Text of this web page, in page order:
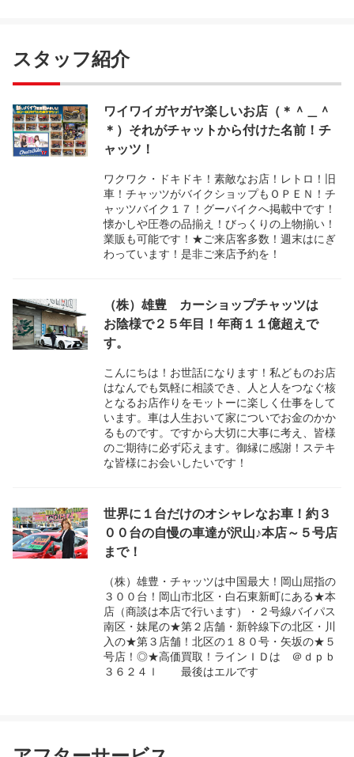
スタッフ紹介
ワイワイガヤガヤ楽しいお店（＊＾＿＾
＊）それがチャットから付けた名前！チ
ャッツ！
ワクワク・ドキドキ！素敵なお店！レトロ！旧
車！チャッツがバイクショップもＯＰＥＮ！チ
ャッツバイク１７！グーバイクへ掲載中です！
懐かしや圧巻の品揃え！びっくりの上物揃い！
業販も可能です！★ご来店客多数！週末はにぎ
わっています！是非ご来店予約を！
（株）雄豊 カーショップチャッツは
お陰様で２５年目！年商１１億超えで
す。
こんにちは！お世話になります！私どものお店
はなんでも気軽に相談でき、人と人をつなぐ核
となるお店作りをモットーに楽しく仕事をして
います。車は人生おいて家についでお金のかか
るものです。ですから大切に大事に考え、皆様
のご期待に必ず応えます。御縁に感謝！ステキ
な皆様にお会いしたいです！
世界に１台だけのオシャレなお車！約３
００台の自慢の車達が沢山♪本店～５号店
まで！
（株）雄豊・チャッツは中国最大！岡山屈指の
３００台！岡山市北区・白石東新町にある★本
店（商談は本店で行います）・２号線バイパス
南区・妹尾の★第２店舗・新幹線下の北区・川
入の★第３店舗！北区の１８０号・矢坂の★５
号店！◎★高価買取！ラインＩＤは ＠ｄｐｂ
３６２４ｌ 最後はエルです